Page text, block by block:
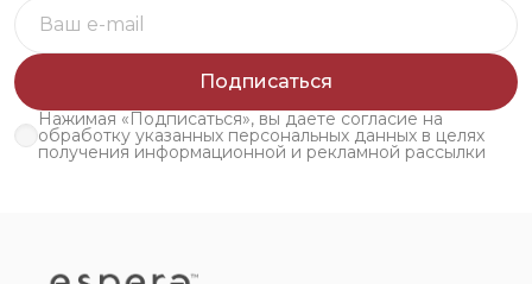
Подписаться
Нажимая «Подписаться», вы даете согласие на
обработку указанных персональных данных в целях
получения информационной и рекламной рассылки